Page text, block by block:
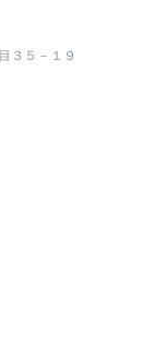
３５－１９